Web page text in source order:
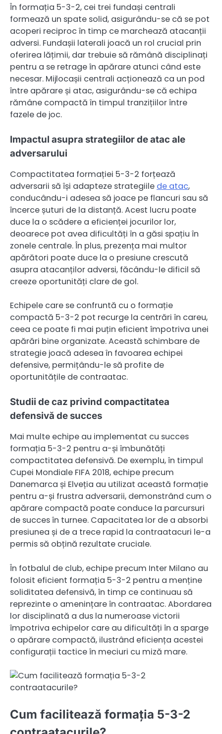
În formația 5-3-2, cei trei fundași centrali
formează un spate solid, asigurându-se că se pot
acoperi reciproc în timp ce marchează atacanții
adversi. Fundașii laterali joacă un rol crucial prin
oferirea lățimii, dar trebuie să rămână disciplinați
pentru a se retrage în apărare atunci când este
necesar. Mijlocașii centrali acționează ca un pod
între apărare și atac, asigurându-se că echipa
rămâne compactă în timpul tranzițiilor între
fazele de joc.
Impactul asupra strategiilor de atac ale
adversarului
Compactitatea formației 5-3-2 forțează
adversarii să își adapteze strategiile de atac,
conducându-i adesea să joace pe flancuri sau să
încerce șuturi de la distanță. Acest lucru poate
duce la o scădere a eficienței jocurilor lor,
deoarece pot avea dificultăți în a găsi spațiu în
zonele centrale. În plus, prezența mai multor
apărători poate duce la o presiune crescută
asupra atacanților adversi, făcându-le dificil să
creeze oportunități clare de gol.
Echipele care se confruntă cu o formație
compactă 5-3-2 pot recurge la centrări în careu,
ceea ce poate fi mai puțin eficient împotriva unei
apărări bine organizate. Această schimbare de
strategie joacă adesea în favoarea echipei
defensive, permițându-le să profite de
oportunitățile de contraatac.
Studii de caz privind compactitatea
defensivă de succes
Mai multe echipe au implementat cu succes
formația 5-3-2 pentru a-și îmbunătăți
compactitatea defensivă. De exemplu, în timpul
Cupei Mondiale FIFA 2018, echipe precum
Danemarca și Elveția au utilizat această formație
pentru a-și frustra adversarii, demonstrând cum o
apărare compactă poate conduce la parcursuri
de succes în turnee. Capacitatea lor de a absorbi
presiunea și de a trece rapid la contraatacuri le-a
permis să obțină rezultate cruciale.
În fotbalul de club, echipe precum Inter Milano au
folosit eficient formația 5-3-2 pentru a menține
soliditatea defensivă, în timp ce continuau să
reprezinte o amenințare în contraatac. Abordarea
lor disciplinată a dus la numeroase victorii
împotriva echipelor care au dificultăți în a sparge
o apărare compactă, ilustrând eficiența acestei
configurații tactice în meciuri cu miză mare.
Cum facilitează formația 5-3-2